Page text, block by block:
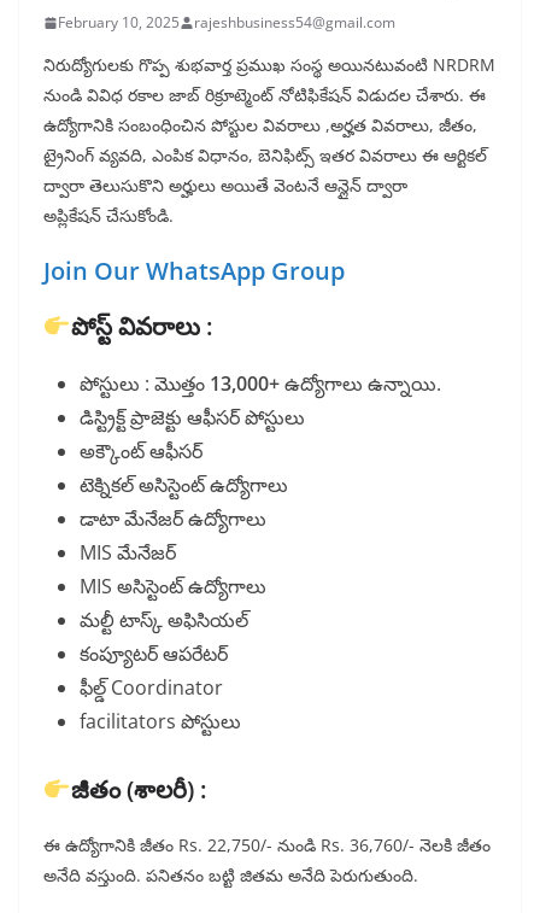
February 10, 2025 rajeshbusiness54@gmail.com
నిరుద్యోగులకు గొప్ప శుభవార్త ప్రముఖ సంస్థ అయినటువంటి NRDRM
నుండి వివిధ రకాల జాబ్ రిక్రూట్మెంట్ నోటిఫికేషన్ విడుదల చేశారు. ఈ
ఉద్యోగానికి సంబంధించిన పోస్టుల వివరాలు ,అర్హత వివరాలు, జీతం,
ట్రైనింగ్ వ్యవది, ఎంపిక విధానం, బెనిఫిట్స్ ఇతర వివరాలు ఈ ఆర్టికల్
ద్వారా తెలుసుకొని అర్హులు అయితే వెంటనే ఆన్లైన్ ద్వారా
అప్లికేషన్ చేసుకోండి.
Join Our WhatsApp Group
పోస్ట్ వివరాలు :
పోస్టులు : మొత్తం 13,000+ఉద్యోగాలు ఉన్నాయి.
డిస్ట్రిక్ట్ ప్రాజెక్టు ఆఫీసర్ పోస్టులు
అక్కౌంట్ ఆఫీసర్
టెక్నికల్ అసిస్టెంట్ ఉద్యోగాలు
డాటా మేనేజర్ ఉద్యోగాలు
MIS మేనేజర్
MIS అసిస్టెంట్ ఉద్యోగాలు
మల్టీ టాస్క్ అఫిసియల్
కంప్యూటర్ ఆపరేటర్
ఫీల్డ్ Coordinator
facilitators పోస్టులు
జీతం (శాలరీ) :
ఈ ఉద్యోగానికి జీతం Rs. 22,750/- నుండి Rs. 36,760/- నెలకి జీతం
అనేది వస్తుంది. పనితనం బట్టి జితమ అనేది పెరుగుతుంది.